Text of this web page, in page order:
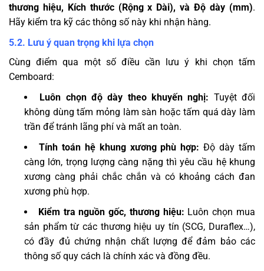
thương hiệu, Kích thước (Rộng x Dài), và Độ dày (mm).
Hãy kiểm tra kỹ các thông số này khi nhận hàng.
5.2. Lưu ý quan trọng khi lựa chọn
Cùng điểm qua một số điều cần lưu ý khi chọn tấm
Cemboard:
Luôn chọn độ dày theo khuyến nghị: Tuyệt đối
không dùng tấm mỏng làm sàn hoặc tấm quá dày làm
trần để tránh lãng phí và mất an toàn.
Tính toán hệ khung xương phù hợp: Độ dày tấm
càng lớn, trọng lượng càng nặng thì yêu cầu hệ khung
xương càng phải chắc chắn và có khoảng cách đan
xương phù hợp.
Kiểm tra nguồn gốc, thương hiệu: Luôn chọn mua
sản phẩm từ các thương hiệu uy tín (SCG, Duraflex…),
có đầy đủ chứng nhận chất lượng để đảm bảo các
thông số quy cách là chính xác và đồng đều.